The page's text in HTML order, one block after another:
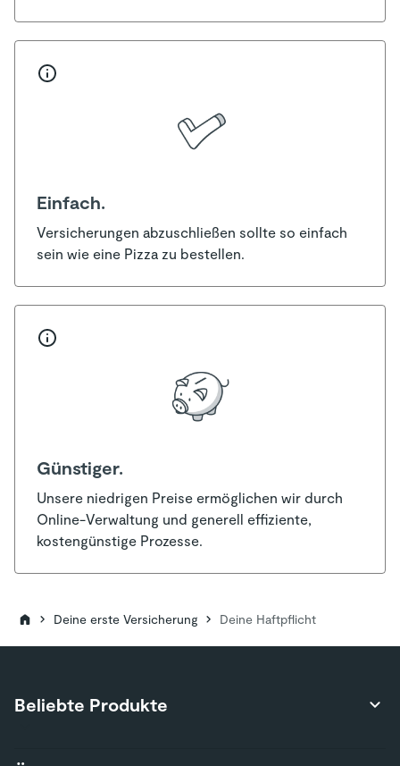
Einfach.
Versicherungen abzuschließen sollte so einfach
sein wie eine Pizza zu bestellen.
Günstiger.
Unsere niedrigen Preise ermöglichen wir durch
Online-Verwaltung und generell effiziente,
kostengünstige Prozesse.
Deine erste Versicherung Deine Haftpflicht
Beliebte Produkte